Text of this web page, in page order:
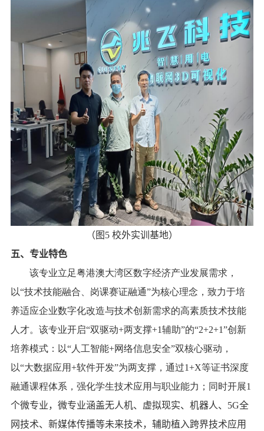
（图 5 校外实训基地）
五、 专业特色
该专业立足粤港澳大湾区数字经济产业发展需求，
以“技术技能融合、岗课赛证融通”为核心理念，致力于培
养适应企业数字化改造与技术创新需求的高素质技术技能
人才。该专业开启“双驱动+两支撑+1辅助”的“2+2+1”创新
培养模式：以“人工智能+网络信息安全”双核心驱动，
以“大数据应用+软件开发”为两支撑，通过1+X等证书深度
融通课程体系，强化学生技术应用与职业能力；同时开展1
个微专业， 微专业涵盖无人机、虚拟现实、机器人、 5G全
网技术、新媒体传播等未来技术，辅助植入跨界技术应用